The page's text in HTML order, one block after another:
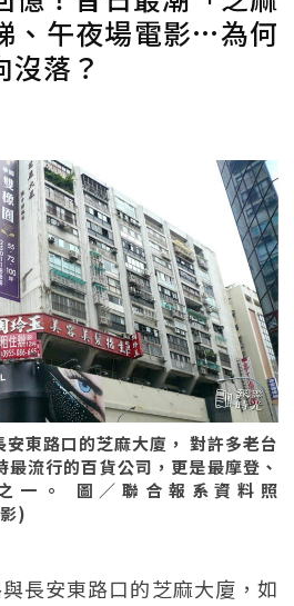
、午夜場電影…為何
沒落？
東路口的芝麻大廈， 對許多老台
流行的百貨公司，更是最摩登、
一。 圖／聯合報系資料照
)
長安東路口的芝麻大廈，如